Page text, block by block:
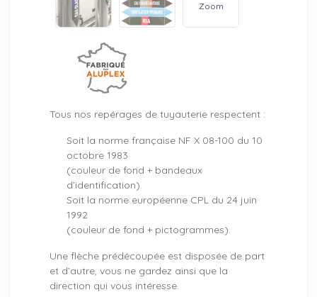
Zoom
Tous nos repérages de tuyauterie respectent :
Soit la norme française NF X 08-100 du 10
octobre 1983
(couleur de fond + bandeaux
d’identification).
Soit la norme européenne CPL du 24 juin
1992
(couleur de fond + pictogrammes).
Une flèche prédécoupée est disposée de part
et d’autre, vous ne gardez ainsi que la
direction qui vous intéresse.